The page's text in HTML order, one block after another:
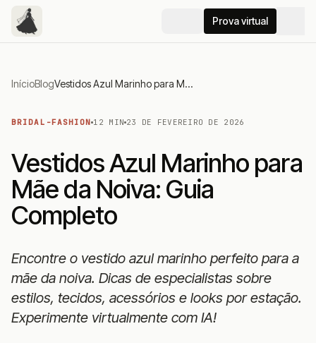
Prova virtual
InícioBlog Vestidos Azul Marinho para Mãe da Noiva: Guia Completo
BRIDAL-FASHION 12 MIN 23 DE FEVEREIRO DE 2026
Vestidos Azul Marinho para
Mãe da Noiva: Guia
Completo
Encontre o vestido azul marinho perfeito para a
mãe da noiva. Dicas de especialistas sobre
estilos, tecidos, acessórios e looks por estação.
Experimente virtualmente com IA!